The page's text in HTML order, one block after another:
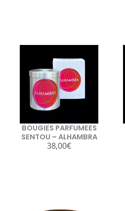
BOUGIES PARFUMEES
SENTOU – ALHAMBRA
38,00€